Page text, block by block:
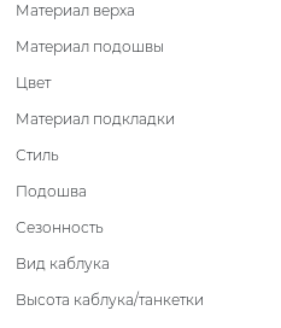
Материал верха
Материал подошвы
Цвет
Материал подкладки
Стиль
Подошва
Сезонность
Вид каблука
Высота каблука/танкетки